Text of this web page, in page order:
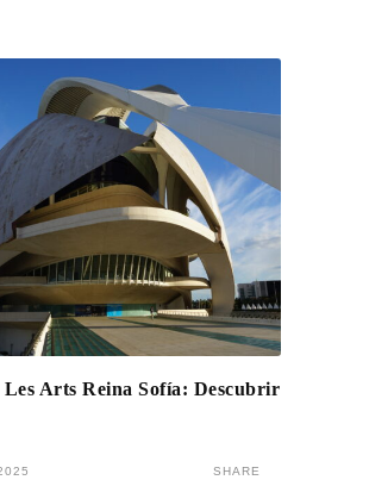
Les Arts Reina Sofía: Descubrir
SHARE